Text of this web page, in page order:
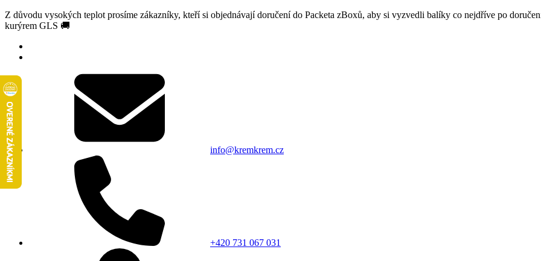
Z důvodu vysokých teplot prosíme zákazníky, kteří si objednávají doručení do Packeta zBoxů, aby si vyzvedli balíky co nejdříve po
kurýrem GLS 🚚
info@kremkrem.cz
+420 731 067 031